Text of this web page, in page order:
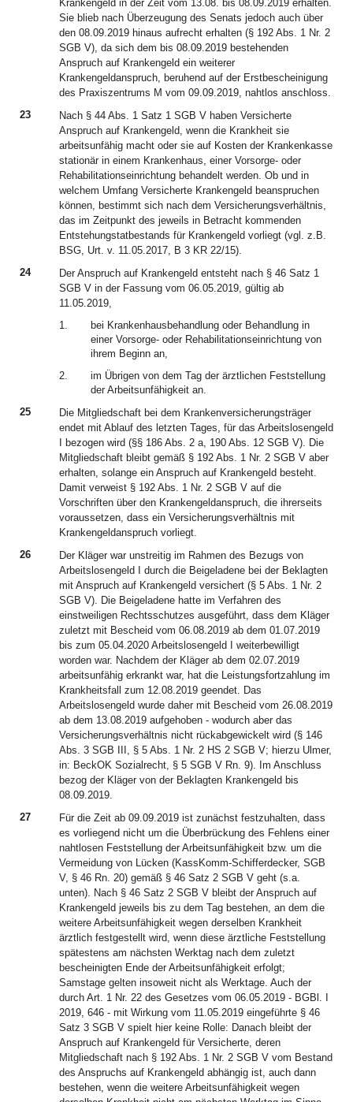
Krankengeld in der Zeit vom 13.08. bis 08.09.2019 erhalten.
Sie blieb nach Überzeugung des Senats jedoch auch über
den 08.09.2019 hinaus aufrecht erhalten (§ 192 Abs. 1 Nr. 2
SGB V), da sich dem bis 08.09.2019 bestehenden
Anspruch auf Krankengeld ein weiterer
Krankengeldanspruch, beruhend auf der Erstbescheinigung
des Praxiszentrums M vom 09.09.2019, nahtlos anschloss.
23
Nach § 44 Abs. 1 Satz 1 SGB V haben Versicherte
Anspruch auf Krankengeld, wenn die Krankheit sie
arbeitsunfähig macht oder sie auf Kosten der Krankenkasse
stationär in einem Krankenhaus, einer Vorsorge- oder
Rehabilitationseinrichtung behandelt werden. Ob und in
welchem Umfang Versicherte Krankengeld beanspruchen
können, bestimmt sich nach dem Versicherungsverhältnis,
das im Zeitpunkt des jeweils in Betracht kommenden
Entstehungstatbestands für Krankengeld vorliegt (vgl. z.B.
BSG, Urt. v. 11.05.2017, B 3 KR 22/15).
24
Der Anspruch auf Krankengeld entsteht nach § 46 Satz 1
SGB V in der Fassung vom 06.05.2019, gültig ab
11.05.2019,
1.
bei Krankenhausbehandlung oder Behandlung in
einer Vorsorge- oder Rehabilitationseinrichtung von
ihrem Beginn an,
2.
im Übrigen von dem Tag der ärztlichen Feststellung
der Arbeitsunfähigkeit an.
25
Die Mitgliedschaft bei dem Krankenversicherungsträger
endet mit Ablauf des letzten Tages, für das Arbeitslosengeld
I bezogen wird (§§ 186 Abs. 2 a, 190 Abs. 12 SGB V). Die
Mitgliedschaft bleibt gemäß § 192 Abs. 1 Nr. 2 SGB V aber
erhalten, solange ein Anspruch auf Krankengeld besteht.
Damit verweist § 192 Abs. 1 Nr. 2 SGB V auf die
Vorschriften über den Krankengeldanspruch, die ihrerseits
voraussetzen, dass ein Versicherungsverhältnis mit
Krankengeldanspruch vorliegt.
26
Der Kläger war unstreitig im Rahmen des Bezugs von
Arbeitslosengeld I durch die Beigeladene bei der Beklagten
mit Anspruch auf Krankengeld versichert (§ 5 Abs. 1 Nr. 2
SGB V). Die Beigeladene hatte im Verfahren des
einstweiligen Rechtsschutzes ausgeführt, dass dem Kläger
zuletzt mit Bescheid vom 06.08.2019 ab dem 01.07.2019
bis zum 05.04.2020 Arbeitslosengeld I weiterbewilligt
worden war. Nachdem der Kläger ab dem 02.07.2019
arbeitsunfähig erkrankt war, hat die Leistungsfortzahlung im
Krankheitsfall zum 12.08.2019 geendet. Das
Arbeitslosengeld wurde daher mit Bescheid vom 26.08.2019
ab dem 13.08.2019 aufgehoben - wodurch aber das
Versicherungsverhältnis nicht rückabgewickelt wird (§ 146
Abs. 3 SGB III, § 5 Abs. 1 Nr. 2 HS 2 SGB V; hierzu Ulmer,
in: BeckOK Sozialrecht, § 5 SGB V Rn. 9). Im Anschluss
bezog der Kläger von der Beklagten Krankengeld bis
08.09.2019.
27
Für die Zeit ab 09.09.2019 ist zunächst festzuhalten, dass
es vorliegend nicht um die Überbrückung des Fehlens einer
nahtlosen Feststellung der Arbeitsunfähigkeit bzw. um die
Vermeidung von Lücken (KassKomm-Schifferdecker, SGB
V, § 46 Rn. 20) gemäß § 46 Satz 2 SGB V geht (s.a.
unten). Nach § 46 Satz 2 SGB V bleibt der Anspruch auf
Krankengeld jeweils bis zu dem Tag bestehen, an dem die
weitere Arbeitsunfähigkeit wegen derselben Krankheit
ärztlich festgestellt wird, wenn diese ärztliche Feststellung
spätestens am nächsten Werktag nach dem zuletzt
bescheinigten Ende der Arbeitsunfähigkeit erfolgt;
Samstage gelten insoweit nicht als Werktage. Auch der
durch Art. 1 Nr. 22 des Gesetzes vom 06.05.2019 - BGBl. I
2019, 646 - mit Wirkung vom 11.05.2019 eingeführte § 46
Satz 3 SGB V spielt hier keine Rolle: Danach bleibt der
Anspruch auf Krankengeld für Versicherte, deren
Mitgliedschaft nach § 192 Abs. 1 Nr. 2 SGB V vom Bestand
des Anspruchs auf Krankengeld abhängig ist, auch dann
bestehen, wenn die weitere Arbeitsunfähigkeit wegen